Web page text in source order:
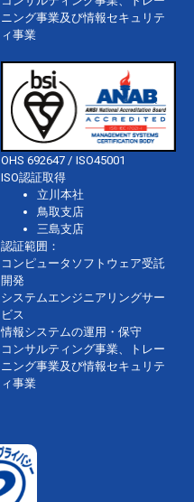
ニング事業及び情報セキュリテ
ィ事業
OHS 692647 / ISO45001
ISO認証取得
立川本社
鳥取支店
三島支店
認証範囲：
コンピュータソフトウェア受託
開発
システムエンジニアリングサー
ビス
情報システムの運用・保守
コンサルティング事業、トレー
ニング事業及び情報セキュリテ
ィ事業